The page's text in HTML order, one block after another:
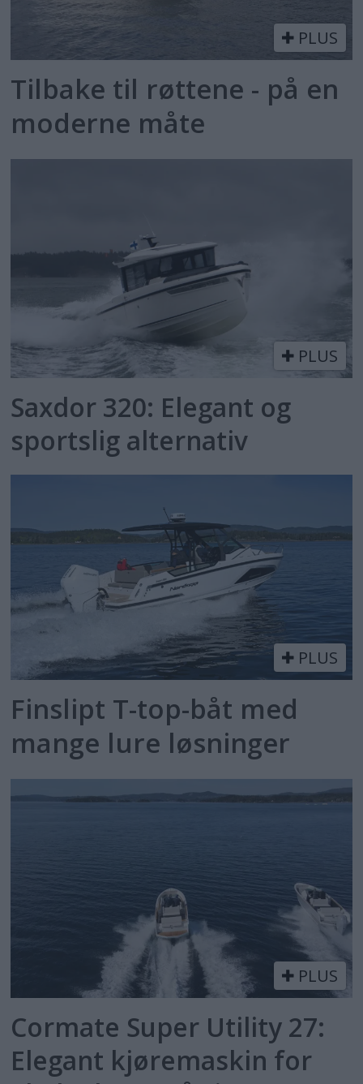
PLUS
Tilbake til røttene - på en
moderne måte
PLUS
Saxdor 320: Elegant og
sportslig alternativ
PLUS
Finslipt T-top-båt med
mange lure løsninger
PLUS
Cormate Super Utility 27:
Elegant kjøremaskin for